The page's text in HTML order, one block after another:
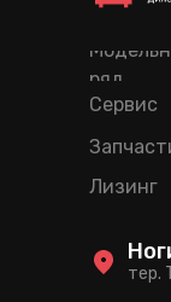
Лизинг
ряд
Сервис
тер.